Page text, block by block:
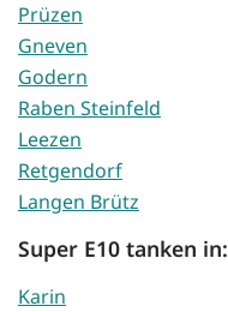
Prüzen
Gneven
Godern
Raben Steinfeld
Leezen
Retgendorf
Langen Brütz
Super E10 tanken in:
Karin